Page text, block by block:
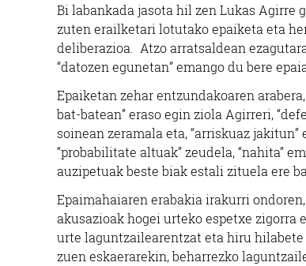
Bi labankada jasota hil zen Lukas Agirre
zuten erailketari lotutako epaiketa eta
deliberazioa. Atzo arratsaldean
“datozen egunetan” emango du bere
Epaiketan zehar entzundakoaren
bat-batean” eraso egin ziola Agirreri,
soinean zeramala eta, “arriskuaz
“probabilitate altuak” zeudela, “nahita”
auzipetuak beste biak estali zituela ere
Epaimahaiaren erabakia irakurri
akusazioak hogei urteko espetxe zigorra
urte laguntzailearentzat eta hiru
zuen eskaerarekin, beharrezko